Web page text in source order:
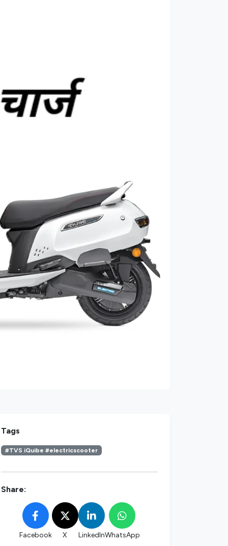
Tags
#TVS iQuibe #electricscooter
Share:
Facebook X LinkedInWhatsApp